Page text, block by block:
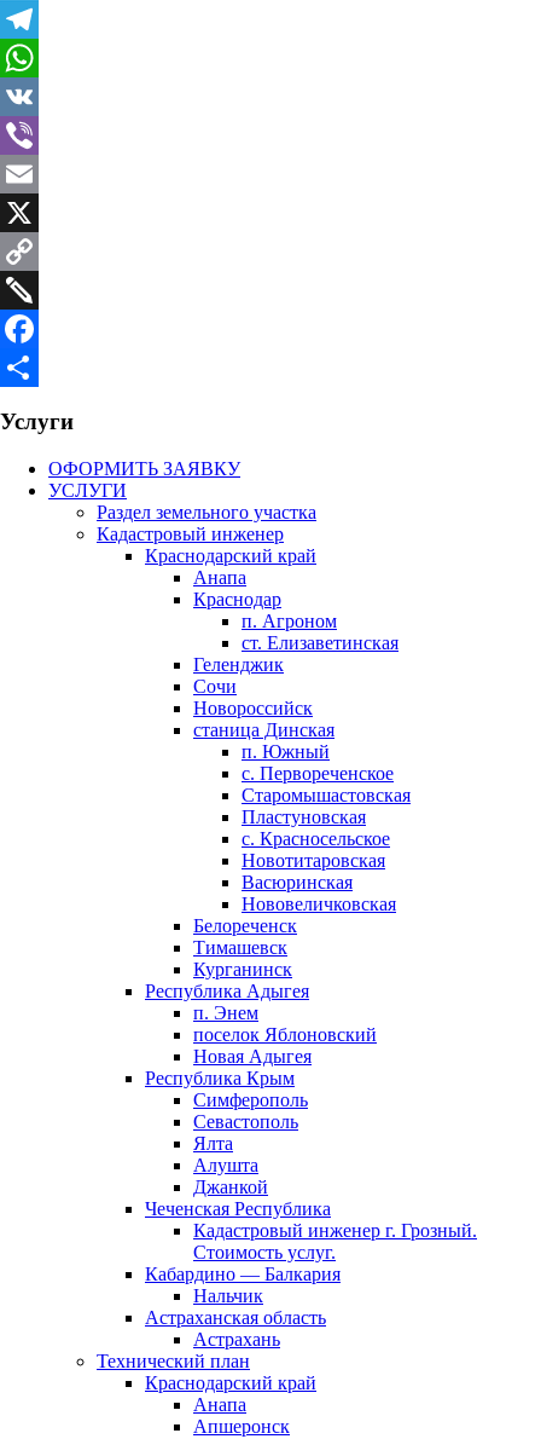
Telegram
WhatsApp
VK
Viber
Email
X
Copy
Link
Twiddla
Facebook
Услуги
ОФОРМИТЬ ЗАЯВКУ
УСЛУГИ
Раздел земельного участка
Кадастровый инженер
Краснодарский край
Анапа
Краснодар
п. Агроном
ст. Елизаветинская
Геленджик
Сочи
Новороссийск
станица Динская
п. Южный
с. Первореченское
Старомышастовская
Пластуновская
с. Красносельское
Новотитаровская
Васюринская
Нововеличковская
Белореченск
Тимашевск
Курганинск
Республика Адыгея
п. Энем
поселок Яблоновский
Новая Адыгея
Республика Крым
Симферополь
Севастополь
Ялта
Алушта
Джанкой
Чеченская Республика
Кадастровый инженер г. Грозный.
Стоимость услуг.
Кабардино — Балкария
Нальчик
Астраханская область
Астрахань
Технический план
Краснодарский край
Анапа
Апшеронск